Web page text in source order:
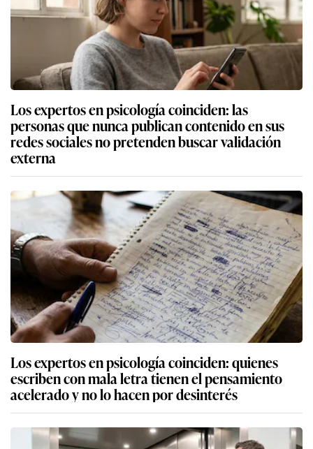
Los expertos en psicología coinciden: las
personas que nunca publican contenido en sus
redes sociales no pretenden buscar validación
externa
Los expertos en psicología coinciden: quienes
escriben con mala letra tienen el pensamiento
acelerado y no lo hacen por desinterés